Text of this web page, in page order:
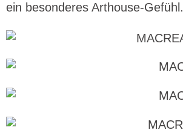
ein besonderes Arthouse-Gefühl.